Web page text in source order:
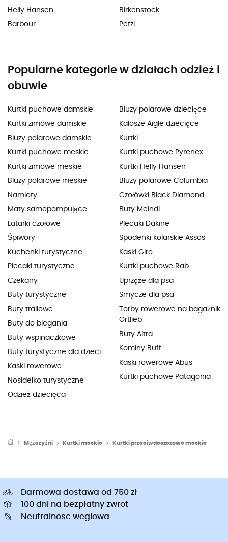
Helly Hansen
Barbour
Birkenstock
Petzl
Popularne kategorie w działach odzież i
obuwie
Kurtki puchowe damskie
Kurtki zimowe damskie
Bluzy polarowe damskie
Kurtki puchowe meskie
Kurtki zimowe meskie
Bluzy polarowe meskie
Namioty
Maty samopompujące
Latarki czołowe
Śpiwory
Kuchenki turystyczne
Plecaki turystyczne
Czekany
Buty turystyczne
Buty trailowe
Buty do biegania
Buty wspinaczkowe
Buty turystyczne dla dzieci
Kaski rowerowe
Nosidełko turystyczne
Odzież dziecięca
Bluzy polarowe dziecięce
Kalosze Aigle dziecięce
Kurtki
Kurtki puchowe Pyrenex
Kurtki Helly Hansen
Bluzy polarowe Columbia
Czołówki Black Diamond
Buty Meindl
Plecaki Dakine
Spodenki kolarskie Assos
Kaski Giro
Kurtki puchowe Rab
Uprzęże dla psa
Smycze dla psa
Torby rowerowe na bagażnik
Ortlieb
Buty Altra
Kominy Buff
Kaski rowerowe Abus
Kurtki puchowe Patagonia
Mężczyźni Kurtki meskie Kurtki przeciwdeszczowe meskie
Darmowa dostawa od 750 zł
100 dni na bezpłatny zwrot
Neutralnosc weglowa